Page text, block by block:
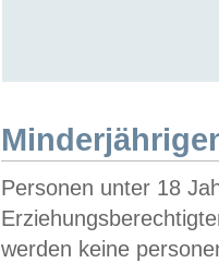
Personen unter 18
werden keine